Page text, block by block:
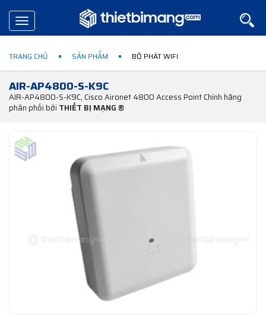
Toggle
navigation
TRANG CHỦ SẢN PHẨM BỘ PHÁT WIFI
AIR-AP4800-S-K9C
AIR-AP4800-S-K9C, Cisco Aironet 4800 Access Point Chính hãng
phân phối bởi THIẾT BỊ MẠNG ®